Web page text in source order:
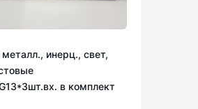
инерц., свет,
в комплект